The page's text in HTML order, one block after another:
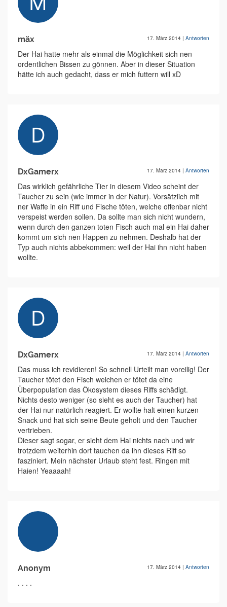
mäx 17. März 2014 | Antworten
Der Hai hatte mehr als einmal die Möglichkeit sich nen
ordentlichen Bissen zu gönnen. Aber in dieser Situation
hätte ich auch gedacht, dass er mich futtern will xD
DxGamerx 17. März 2014 | Antworten
Das wirklich gefährliche Tier in diesem Video scheint der
Taucher zu sein (wie immer in der Natur). Vorsätzlich mit
ner Waffe in ein Riff und Fische töten, welche offenbar nicht
verspeist werden sollen. Da sollte man sich nicht wundern,
wenn durch den ganzen toten Fisch auch mal ein Hai daher
kommt um sich nen Happen zu nehmen. Deshalb hat der
Typ auch nichts abbekommen: weil der Hai ihn nicht haben
wollte.
DxGamerx 17. März 2014 | Antworten
Das muss ich revidieren! So schnell Urteilt man voreilig! Der
Taucher tötet den Fisch welchen er tötet da eine
Überpopulation das Ökosystem dieses Riffs schädigt.
Nichts desto weniger (so sieht es auch der Taucher) hat
der Hai nur natürlich reagiert. Er wollte halt einen kurzen
Snack und hat sich seine Beute geholt und den Taucher
vertrieben.
Dieser sagt sogar, er sieht dem Hai nichts nach und wir
trotzdem weiterhin dort tauchen da ihn dieses Riff so
fasziniert. Mein nächster Urlaub steht fest. Ringen mit
Haien! Yeaaaah!
Anonym 17. März 2014 | Antworten
. . . .